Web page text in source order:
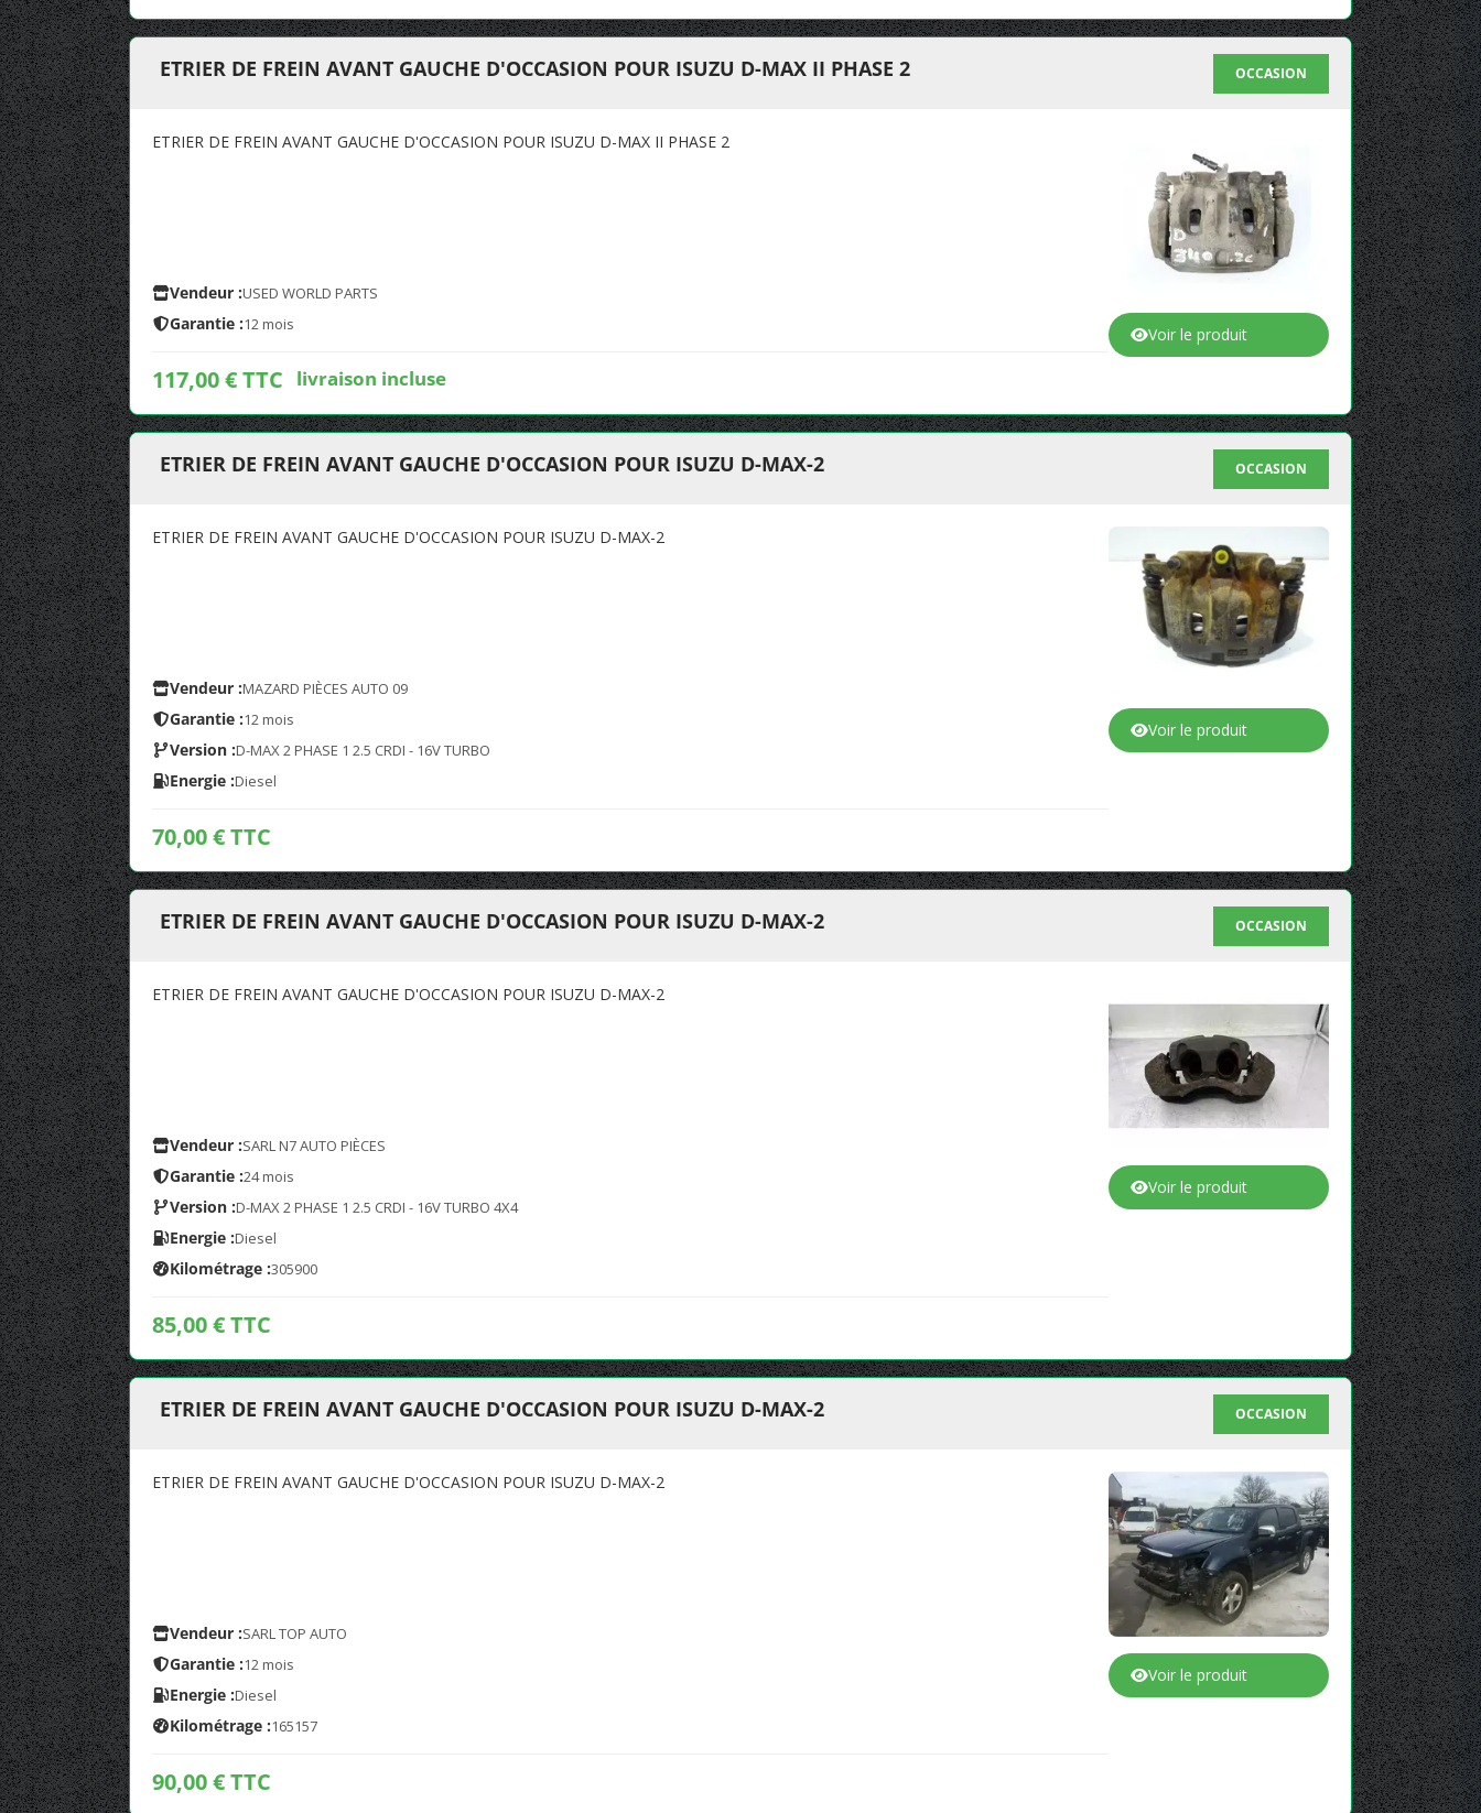
ETRIER DE FREIN AVANT GAUCHE D'OCCASION POUR ISUZU D-MAX II PHASE 2 OCCASION
ETRIER DE FREIN AVANT GAUCHE D'OCCASION POUR ISUZU D-MAX II PHASE 2
Vendeur :USED WORLD PARTS
Garantie :12 mois
117,00 € TTC livraison incluse
Voir le produit
ETRIER DE FREIN AVANT GAUCHE D'OCCASION POUR ISUZU D-MAX-2 OCCASION
ETRIER DE FREIN AVANT GAUCHE D'OCCASION POUR ISUZU D-MAX-2
Vendeur :MAZARD PIÈCES AUTO 09
Garantie :12 mois
Version :D-MAX 2 PHASE 1 2.5 CRDI - 16V TURBO
Energie :Diesel
70,00 € TTC
Voir le produit
ETRIER DE FREIN AVANT GAUCHE D'OCCASION POUR ISUZU D-MAX-2 OCCASION
ETRIER DE FREIN AVANT GAUCHE D'OCCASION POUR ISUZU D-MAX-2
Vendeur :SARL N7 AUTO PIÈCES
Garantie :24 mois
Version :D-MAX 2 PHASE 1 2.5 CRDI - 16V TURBO 4X4
Energie :Diesel
Kilométrage :305900
85,00 € TTC
Voir le produit
ETRIER DE FREIN AVANT GAUCHE D'OCCASION POUR ISUZU D-MAX-2 OCCASION
ETRIER DE FREIN AVANT GAUCHE D'OCCASION POUR ISUZU D-MAX-2
Vendeur :SARL TOP AUTO
Garantie :12 mois
Energie :Diesel
Kilométrage :165157
90,00 € TTC
Voir le produit